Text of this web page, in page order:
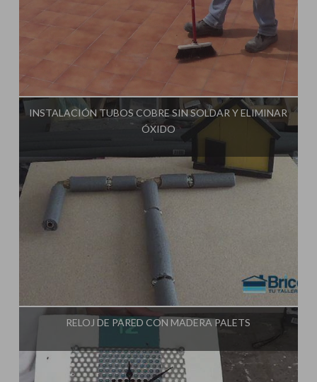
Influencer: Tu Taller de Bricolaje
INSTALACIÓN TUBOS COBRE SIN SOLDAR Y ELIMINAR
ÓXIDO
RELOJ DE PARED CON MADERA PALETS